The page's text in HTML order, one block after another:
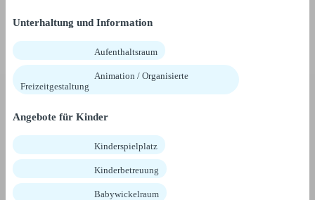
Unterhaltung und Information
Aufenthaltsraum
Animation / Organisierte
Freizeitgestaltung
Angebote für Kinder
Kinderspielplatz
Kinderbetreuung
Babywickelraum